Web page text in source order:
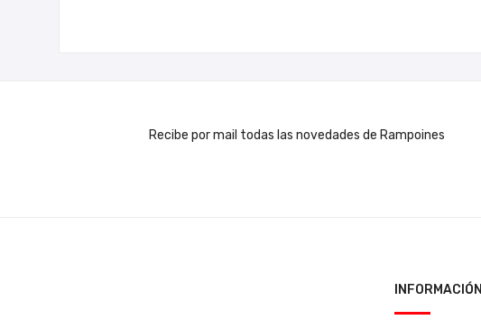
Recibe por mail todas las novedades de Rampoines
INFORMACIÓN